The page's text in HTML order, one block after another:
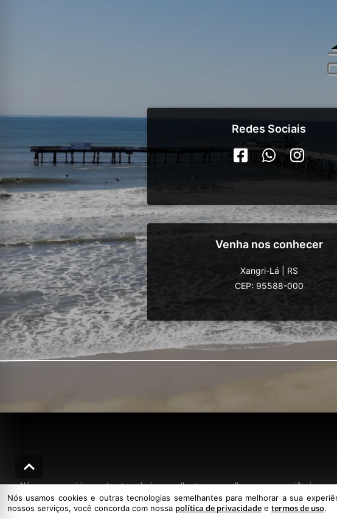
Redes Sociais
Venha nos conhecer
Xangri-Lá
RS
CEP: 95588-000
Nós usamos cookies e outras tecnologias semelhantes para melhorar a sua experiência
Nós usamos cookies e outras tecnologias semelhantes para melhorar a sua
nossos serviços, você concorda com nossa política de privacidade e termos de uso.